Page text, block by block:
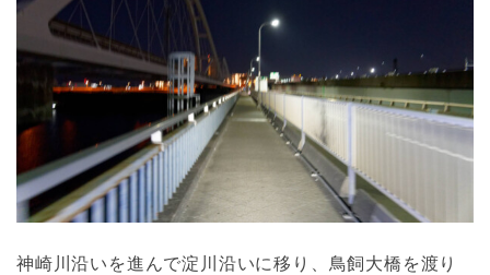
神崎川沿いを進んで淀川沿いに移り、鳥飼大橋を渡り